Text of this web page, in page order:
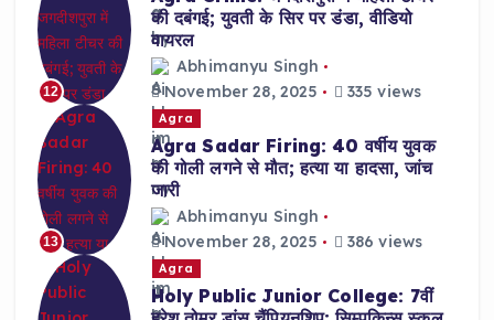
12
की दबंगई; युवती के सिर पर डंडा, वीडियो
वायरल
Abhimanyu Singh
November 28, 2025
335 views
13
Agra
Agra Sadar Firing: 40 वर्षीय युवक
की गोली लगने से मौत; हत्या या हादसा, जांच
जारी
Abhimanyu Singh
November 28, 2025
386 views
Agra
Holy Public Junior College: 7वीं